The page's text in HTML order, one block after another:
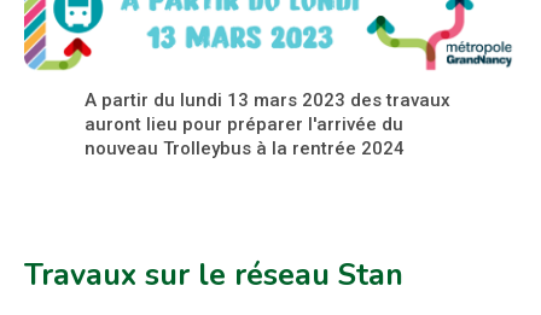
A partir du lundi 13 mars 2023 des travaux
auront lieu pour préparer l'arrivée du
nouveau Trolleybus à la rentrée 2024
Travaux sur le réseau Stan